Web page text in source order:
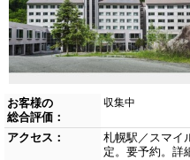
お客様の
総合評価：
収集中
アクセス：
札幌駅／スマイ
定。要予約。詳